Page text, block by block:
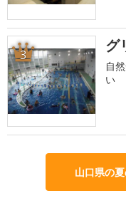
3 グ
自
い
山口県の